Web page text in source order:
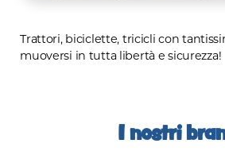
Trattori, biciclette, tricicli con
muoversi in tutta libertà e sicurezza!
I nostri